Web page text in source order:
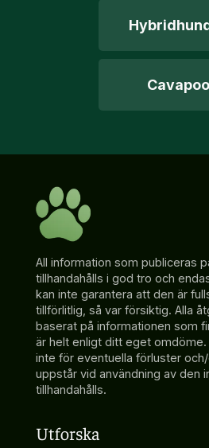
Cavapoo
All information som publiceras
tillhandahålls i god tro och
kan inte garantera att den är
tillförlitlig, så var försiktig. Alla
baserat på informationen som
är helt enligt ditt eget omdöme.
inte för eventuella förluster
uppstår vid användning av den
tillhandahålls.
Utforska